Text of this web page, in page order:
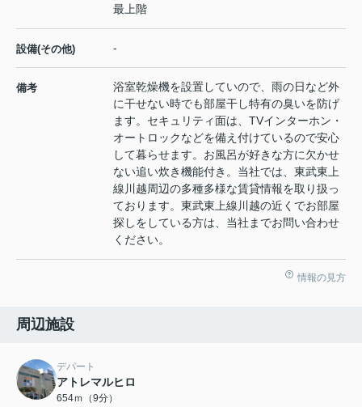
最上階
設備(その他) -
備考
浴室乾燥機を設置していので、雨の日など外
に干せない時でも部屋干し特有の臭いを防げ
ます。セキュリティ面は、TVインターホン・
オートロックなどを備え付けているので安心
して暮らせます。お風呂が好きな方に欠かせ
ない追い炊き機能付き。当社では、東武東上
線川越周辺の多種多様な賃貸情報を取り扱っ
ております。東武東上線川越の近くでお部屋
探しをしている方は、当社までお問い合わせ
ください。
情報の見方
周辺施設
デパート
アトレマルヒロ
654ｍ（9分）